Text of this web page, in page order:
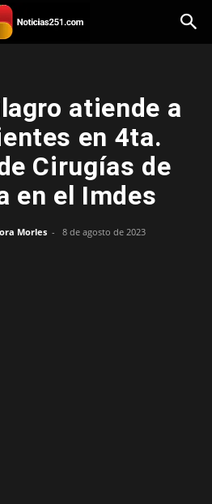
atiende a
en 4ta.
Cirugías de
en el Imdes
Morles - 8 de agosto de 2023